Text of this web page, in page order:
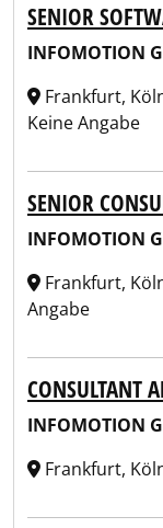
SENIOR
INFOMOTION
Frankfurt,
Keine Angabe
SENIOR
INFOMOTION
Frankfurt,
Angabe
CONSULTANT
INFOMOTION
Frankfurt,